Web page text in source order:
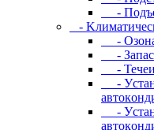
-
-
-
-
-
-
-